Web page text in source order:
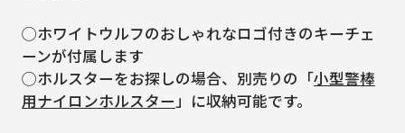
◯ホワイトウルフのおしゃれなロゴ付きのキーチェ
ーンが付属します
◯ホルスターをお探しの場合、別売りの「小型警棒
用ナイロンホルスター 」に収納可能です。